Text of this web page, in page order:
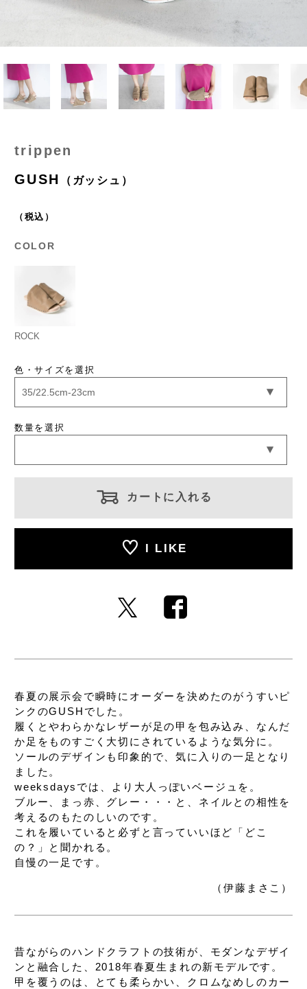
trippen
GUSH
（ガッシュ）
（税込）
COLOR
ROCK
色・サイズを選択
数量を選択
カートに入れる
I LIKE
春夏の展示会で瞬時にオーダーを決めたのが うすいピ
ンクのGUSHでした。
履くとやわらかなレザーが足の甲を包み込み、 なんだ
か足をものすごく大切にされているような気分に。
ソールのデザインも印象的で、気に入りの一足となり
ました。
weeksdaysでは、より大人っぽいベージュを。
ブルー、まっ赤、グレー・・・と、 ネイルとの相性を
考えるのもたのしいのです。
これを履いていると 必ずと言っていいほど「どこ
の？」と聞かれる。
自慢の一足です。
（伊藤まさこ）
昔ながらのハンドクラフトの技術が、 モダンなデザイ
ンと融合した、 2018年春夏生まれの新モデルです。
甲を覆うのは、とても柔らかい、 クロムなめしのカー